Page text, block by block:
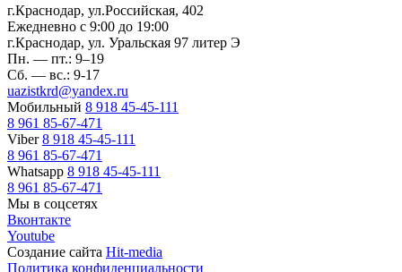
г.Краснодар, ул.Российская, 402
Ежедневно c 9:00 до 19:00
г.Краснодар, ул. Уральская 97 литер Э
Пн. — пт.: 9–19
Сб. — вс.: 9-17
uazistkrd@yandex.ru
Мобильный 8 918 45-45-111
8 961 85-67-471
Viber8 918 45-45-111
8 961 85-67-471
Whatsapp 8 918 45-45-111
8 961 85-67-471
Мы в соцсетях
Вконтакте
Youtube
Создание сайта Hit-media
Политика конфиденциальности